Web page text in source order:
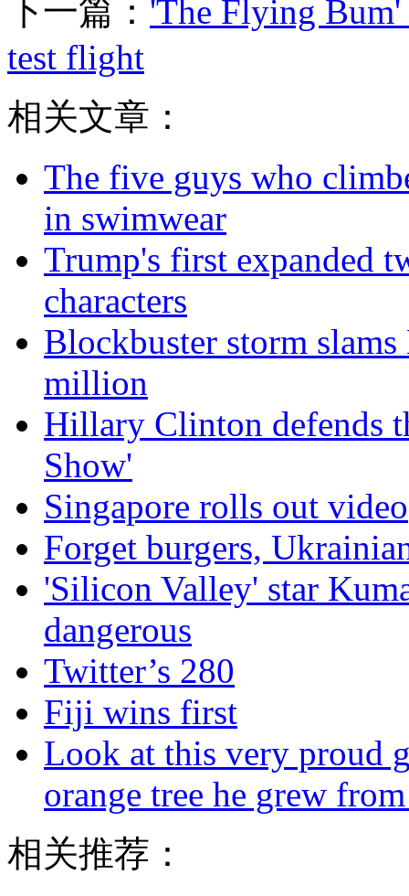
下一篇： 'The Flying Bum'
test flight
相关文章：
The five guys who
in swimwear
Trump's first expanded
characters
Blockbuster storm
million
Hillary Clinton defends
Show'
Singapore rolls out video
Forget burgers,
'Silicon Valley' star
dangerous
Twitter’s 280
Fiji wins first
Look at this very proud
orange tree he grew from
相关推荐：